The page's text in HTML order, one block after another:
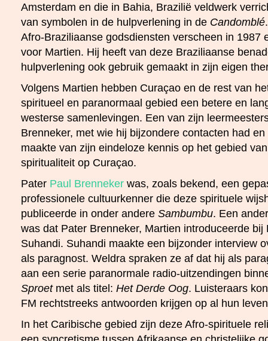
Amsterdam en die in Bahia, Brazilië veldwerk
van symbolen in de hulpverlening in de Candomblé
Afro-Braziliaanse godsdiensten verscheen in 1987
voor Martien. Hij heeft van deze Braziliaanse
hulpverlening ook gebruik gemaakt in zijn eigen
Volgens Martien hebben Curaçao en de rest van
spiritueel en paranormaal gebied een betere en
westerse samenlevingen. Een van zijn
Brenneker, met wie hij bijzondere contacten had
maakte van zijn eindeloze kennis op het gebied
spiritualiteit op Curaçao.
Pater Paul Brenneker was, zoals bekend, een
professionele cultuurkenner die deze spirituele
publiceerde in onder andere Sambumbu. Een
was dat Pater Brenneker, Martien introduceerde bij
Suhandi. Suhandi maakte een bijzonder interview
als paragnost. Weldra spraken ze af dat hij als
aan een serie paranormale radio-uitzendingen
Sproetmet als titel: Het Derde Oog. Luisteraars
FM rechtstreeks antwoorden krijgen op al hun
In het Caribische gebied zijn deze Afro-spirituele